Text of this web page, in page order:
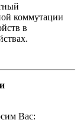
коммутации
в
Вас: